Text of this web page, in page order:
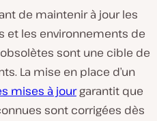
de maintenir à jour les
et les environnements de
sont une cible de
La mise en place d’un
mises à jourgarantit que
sont corrigées dès